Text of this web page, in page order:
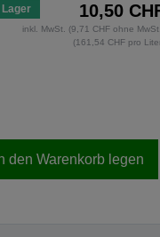
10,50
inkl. MwSt. (9,71 CHF ohne
(161,54 CHF pro
den Warenkorb legen